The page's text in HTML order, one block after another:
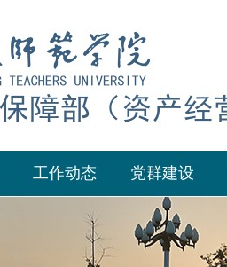
工作动态 党群建设